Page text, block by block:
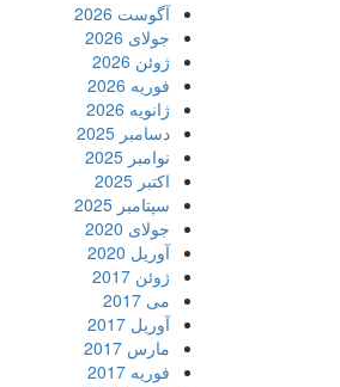
آگوست 2026
جولای 2026
ژوئن 2026
فوریه 2026
ژانویه 2026
دسامبر 2025
نوامبر 2025
اکتبر 2025
سپتامبر 2025
جولای 2020
آوریل 2020
ژوئن 2017
می 2017
آوریل 2017
مارس 2017
فوریه 2017